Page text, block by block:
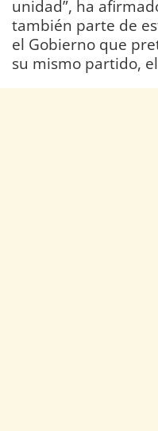
unidad”, ha
también parte de
el Gobierno que
su mismo partido, el